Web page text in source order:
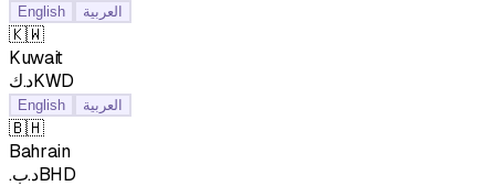
English العربية
🇰🇼
Kuwait
د.كKWD
English العربية
🇧🇭
Bahrain
.د.بBHD